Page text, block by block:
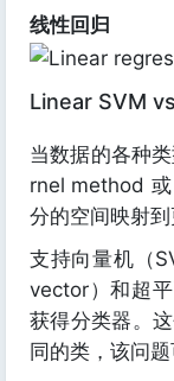
线性回归
Linear SVM
当数据的各种
rnel method
分的空间映射到
支持向量机（
vector）和超
获得分类器。
同的类，该问